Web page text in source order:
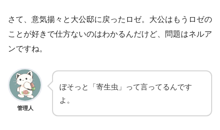
さて、意気揚々と大公邸に戻ったロゼ。大公はもうロゼの
ことが好きで仕方ないのはわかるんだけど、問題はネルア
ンですね。
管理人
ぼそっと「寄生虫」って言ってるんです
よ。